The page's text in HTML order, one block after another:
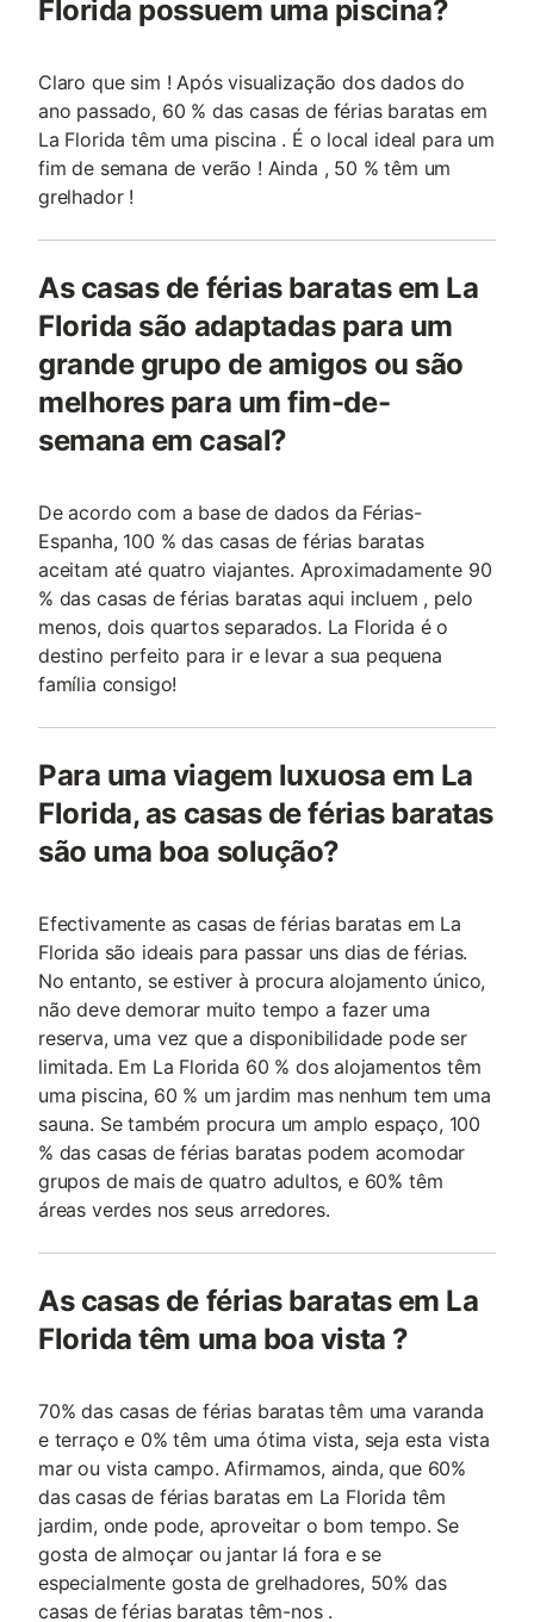
Florida possuem uma piscina?
Claro que sim ! Após visualização dos dados do
ano passado, 60 % das casas de férias baratas em
La Florida têm uma piscina . É o local ideal para um
fim de semana de verão ! Ainda , 50 % têm um
grelhador !
As casas de férias baratas em La
Florida são adaptadas para um
grande grupo de amigos ou são
melhores para um fim-de-
semana em casal?
De acordo com a base de dados da Férias-
Espanha, 100 % das casas de férias baratas
aceitam até quatro viajantes. Aproximadamente 90
% das casas de férias baratas aqui incluem , pelo
menos, dois quartos separados. La Florida é o
destino perfeito para ir e levar a sua pequena
família consigo!
Para uma viagem luxuosa em La
Florida, as casas de férias baratas
são uma boa solução?
Efectivamente as casas de férias baratas em La
Florida são ideais para passar uns dias de férias.
No entanto, se estiver à procura alojamento único,
não deve demorar muito tempo a fazer uma
reserva, uma vez que a disponibilidade pode ser
limitada. Em La Florida 60 % dos alojamentos têm
uma piscina, 60 % um jardim mas nenhum tem uma
sauna. Se também procura um amplo espaço, 100
% das casas de férias baratas podem acomodar
grupos de mais de quatro adultos, e 60% têm
áreas verdes nos seus arredores.
As casas de férias baratas em La
Florida têm uma boa vista ?
70% das casas de férias baratas têm uma varanda
e terraço e 0% têm uma ótima vista, seja esta vista
mar ou vista campo. Afirmamos, ainda, que 60%
das casas de férias baratas em La Florida têm
jardim, onde pode, aproveitar o bom tempo. Se
gosta de almoçar ou jantar lá fora e se
especialmente gosta de grelhadores, 50% das
casas de férias baratas têm-nos .